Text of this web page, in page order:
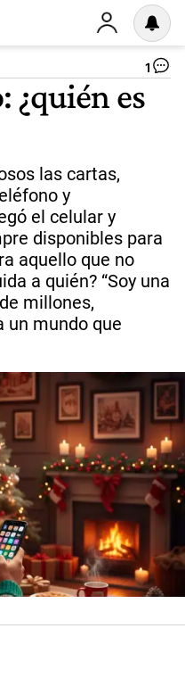
1
¿quién es
las cartas,
y
el celular y
disponibles para
aquello que no
a quién? “Soy una
millones,
un mundo que